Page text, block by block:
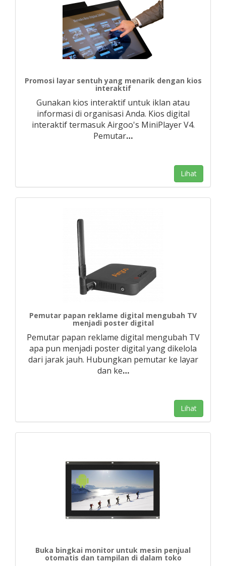
Promosi layar sentuh yang menarik dengan kios
interaktif
Gunakan kios interaktif untuk iklan atau
informasi di organisasi Anda. Kios digital
interaktif termasuk Airgoo's MiniPlayer V4.
Pemutar…
Lihat
Pemutar papan reklame digital mengubah TV
menjadi poster digital
Pemutar papan reklame digital mengubah TV
apa pun menjadi poster digital yang dikelola
dari jarak jauh. Hubungkan pemutar ke layar
dan ke…
Lihat
Buka bingkai monitor untuk mesin penjual
otomatis dan tampilan di dalam toko